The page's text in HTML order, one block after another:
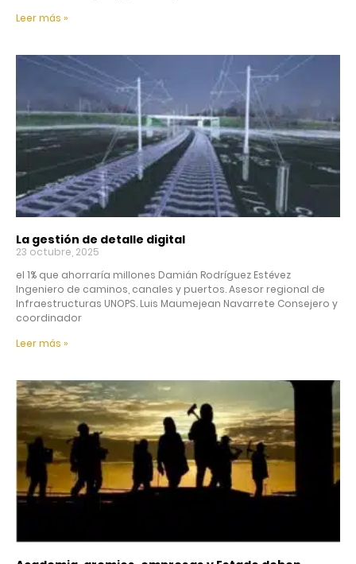
Leer más »
La gestión de detalle digital
23 octubre, 2025
el 1% que ahorraría millones Damián Rodríguez Estévez
Ingeniero de caminos, canales y puertos. Asesor regional de
Infraestructuras UNOPS. Luis Maumejean Navarrete Consejero y
coordinador
Leer más »